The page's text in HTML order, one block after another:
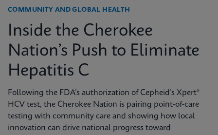
COMMUNITY AND GLOBAL HEALTH
Inside the Cherokee
Nation’s Push to Eliminate
Hepatitis C
Following the FDA’s authorization of Cepheid’s Xpert®
HCV test, the Cherokee Nation is pairing point-of-care
testing with community care and showing how local
innovation can drive national progress toward